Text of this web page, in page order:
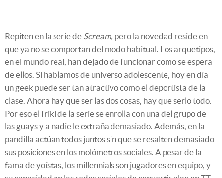
Repiten en la serie de Scream, pero la novedad reside en
que ya no se comportan del modo habitual. Los arquetipos,
en el mundo real, han dejado de funcionar como se espera
de ellos. Si hablamos de universo adolescente, hoy en día
un geek puede ser tan atractivo como el deportista de la
clase. Ahora hay que ser las dos cosas, hay que serlo todo.
Por eso el friki de la serie se enrolla con una del grupo de
las guays y a nadie le extraña demasiado. Además, en la
pandilla actúan todos juntos sin que se resalten demasiado
sus posiciones en los molómetros sociales. A pesar de la
fama de yoístas, los millennials son jugadores en equipo, y